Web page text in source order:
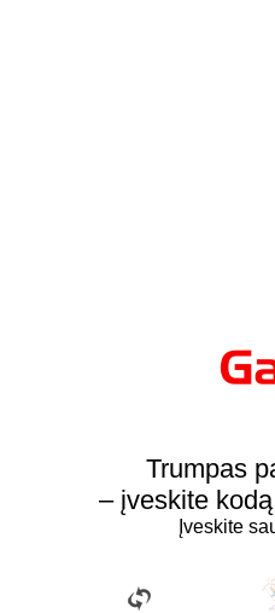
Trumpas
– įveskite
Įveskite